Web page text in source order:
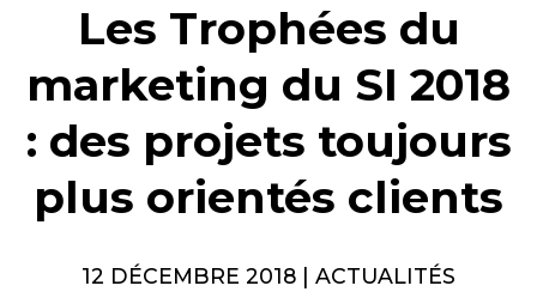
Les Trophées du
marketing du SI 2018
: des projets toujours
plus orientés clients
12 DÉCEMBRE 2018 ACTUALITÉS